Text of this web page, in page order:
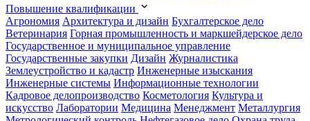
Повышение квалификации
Агрономия Архитектура и дизайн Бухгалтерское дело
Ветеринария Горная промышленность и маркшейдерское дело
Государственное и муниципальное управление
Государственные закупки Дизайн Журналистика
Землеустройство и кадастр Инженерные изыскания
Инженерные системы Информационные технологии
Кадровое делопроизводство Косметология Культура и
искусство Лаборатории Медицина Менеджмент Металлургия